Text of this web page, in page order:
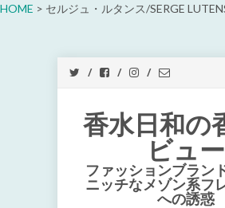
HOME > セルジュ・ルタンス/SERGE
香水日和の
ビュー
ファッションブラン
ニッチなメゾン系フ
への誘惑